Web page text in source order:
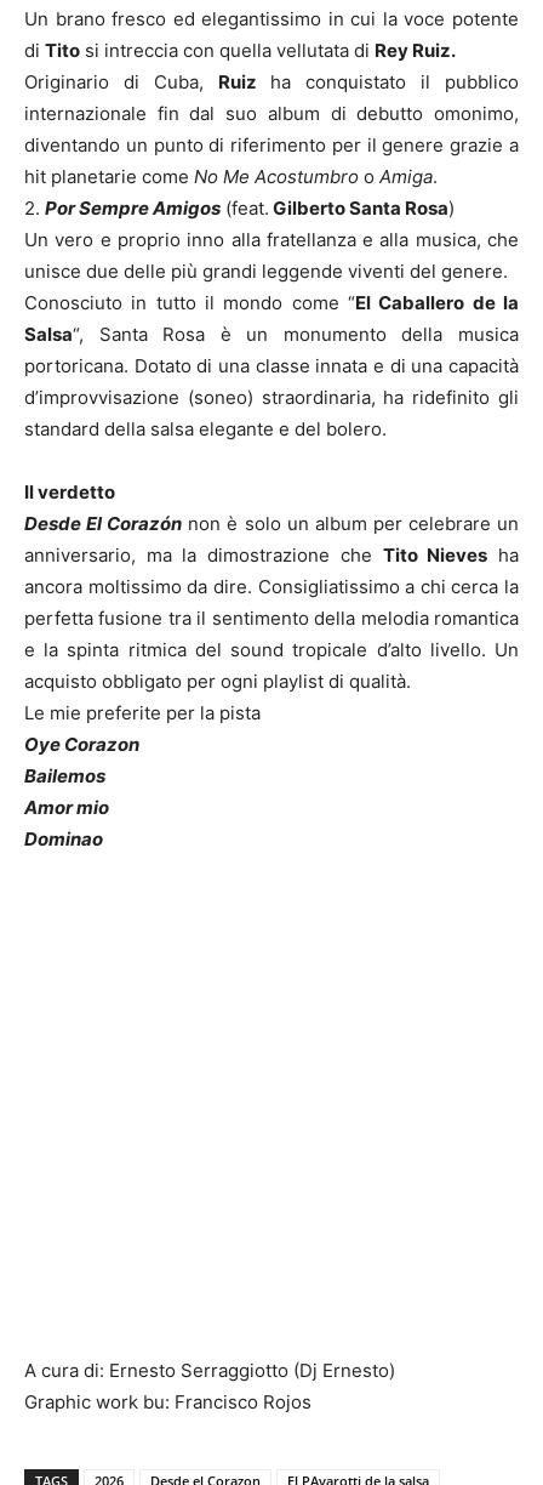
Un brano fresco ed elegantissimo in cui la voce potente
di Tito si intreccia con quella vellutata di Rey Ruiz.
Originario di Cuba, Ruiz ha conquistato il pubblico
internazionale fin dal suo album di debutto omonimo,
diventando un punto di riferimento per il genere grazie a
hit planetarie come No Me Acostumbro o Amiga.
2. Por Sempre Amigos (feat. Gilberto Santa Rosa)
Un vero e proprio inno alla fratellanza e alla musica, che
unisce due delle più grandi leggende viventi del genere.
Conosciuto in tutto il mondo come “El Caballero de la
Salsa“, Santa Rosa è un monumento della musica
portoricana. Dotato di una classe innata e di una capacità
d’improvvisazione (soneo) straordinaria, ha ridefinito gli
standard della salsa elegante e del bolero.
Il verdetto
Desde El Corazón non è solo un album per celebrare un
anniversario, ma la dimostrazione che Tito Nieves ha
ancora moltissimo da dire. Consigliatissimo a chi cerca la
perfetta fusione tra il sentimento della melodia romantica
e la spinta ritmica del sound tropicale d’alto livello. Un
acquisto obbligato per ogni playlist di qualità.
Le mie preferite per la pista
Oye Corazon
Bailemos
Amor mio
Dominao
A cura di: Ernesto Serraggiotto (Dj Ernesto)
Graphic work bu: Francisco Rojos
TAGS 2026 Desde el Corazon El PAvarotti de la salsa